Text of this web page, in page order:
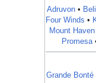
Adruvon •
Four Winds •
Mount Haven
Promesa
Grande Bonté